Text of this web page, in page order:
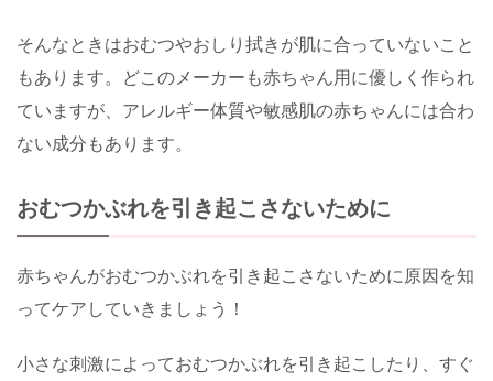
そんなときはおむつやおしり拭きが肌に合っていないこと
もあります。どこのメーカーも赤ちゃん用に優しく作られ
ていますが、アレルギー体質や敏感肌の赤ちゃんには合わ
ない成分もあります。
おむつかぶれを引き起こさないために
赤ちゃんがおむつかぶれを引き起こさないために原因を知
ってケアしていきましょう！
小さな刺激によっておむつかぶれを引き起こしたり、すぐ